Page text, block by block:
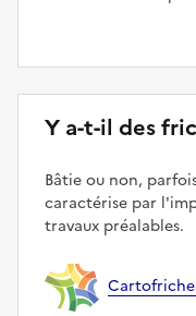
Y a-t-il des
Bâtie ou non,
caractérise par
travaux préalables.